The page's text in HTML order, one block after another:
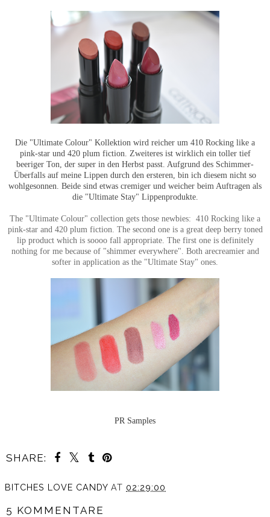
Die "Ultimate Colour" Kollektion wird reicher um 410 Rocking like a
pink-star und 420 plum fiction. Zweiteres ist wirklich ein toller tief
beeriger Ton, der super in den Herbst passt. Aufgrund des Schimmer-
Überfalls auf meine Lippen durch den ersteren, bin ich diesem nicht so
wohlgesonnen. Beide sind etwas cremiger und weicher beim Auftragen als
die "Ultimate Stay" Lippenprodukte.
The "Ultimate Colour" collection gets those newbies: 410 Rocking like a
pink-star and 420 plum fiction. The second one is a great deep berry toned
lip product which is soooo fall appropriate. The first one is definitely
nothing for me because of "shimmer everywhere". Both arecreamier and
softer in application as the "Ultimate Stay" ones.
PR Samples
SHARE:
BITCHES LOVE CANDY AT 02:29:00
5 KOMMENTARE